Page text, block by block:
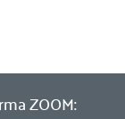
ZOOM: